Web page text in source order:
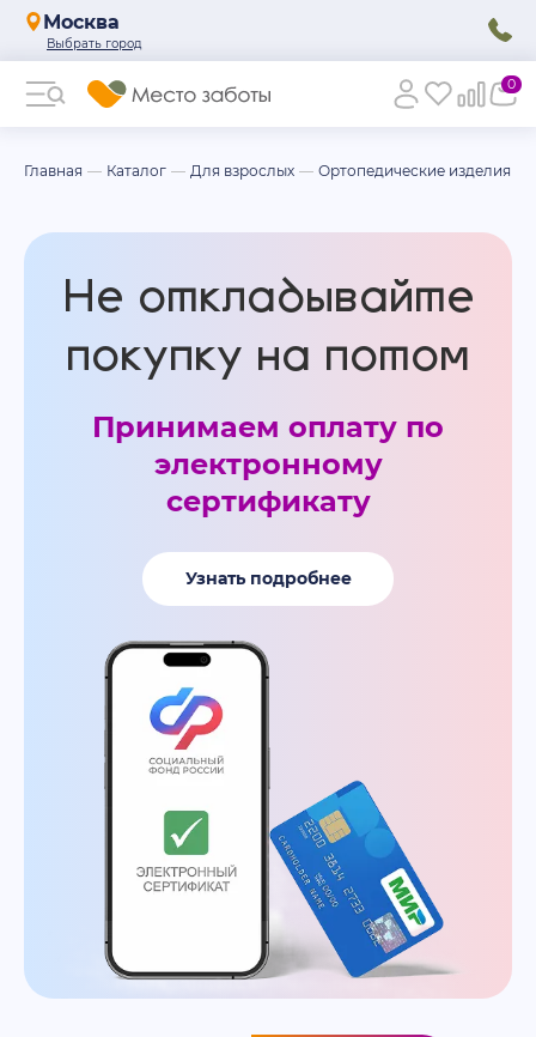
Москва
0
Главная Каталог Для взрослых Ортопедические изделия
Не откладывайте
покупку на потом
Принимаем оплату по
электронному
сертификату
Узнать подробнее